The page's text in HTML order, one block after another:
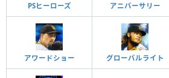
PSヒーローズ アニバーサリー
アワードショー グローバルライト